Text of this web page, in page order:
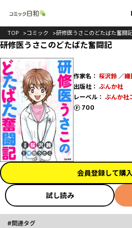
TOP コミック 研修医うさこのどたばた奮闘
研修医うさこのどたばた奮闘記
作家名： 桜沢鈴／織
出版社： ぶんか社
レーベル： ぶんか社
700
ポイント
会員登録して購
試し読み
関連タグ